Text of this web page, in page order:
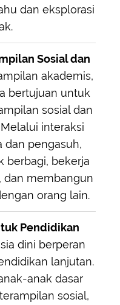
dan eksplorasi
Sosial dan
akademis,
bertujuan untuk
sosial dan
interaksi
dan pengasuh,
berbagi, bekerja
dan membangun
orang lain.
Pendidikan
dini berperan
lanjutan.
anak dasar
sosial,